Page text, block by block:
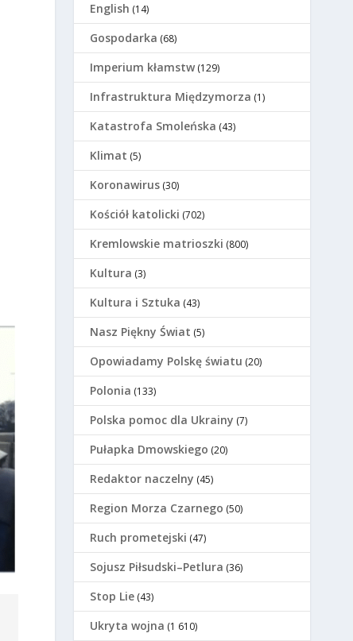
English (14)
Gospodarka (68)
Imperium kłamstw (129)
Infrastruktura Międzymorza (1)
Katastrofa Smoleńska (43)
Klimat (5)
Koronawirus (30)
Kościół katolicki (702)
Kremlowskie matrioszki (800)
Kultura (3)
Kultura i Sztuka (43)
Nasz Piękny Świat (5)
Opowiadamy Polskę światu (20)
Polonia (133)
Polska pomoc dla Ukrainy (7)
Pułapka Dmowskiego (20)
Redaktor naczelny (45)
Region Morza Czarnego (50)
Ruch prometejski (47)
Sojusz Piłsudski–Petlura (36)
Stop Lie (43)
Ukryta wojna (1 610)